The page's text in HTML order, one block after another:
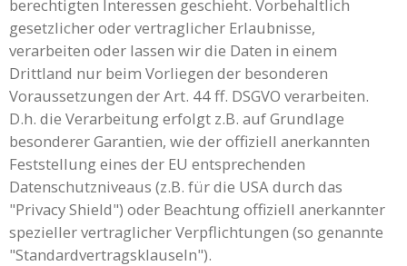
berechtigten Interessen geschieht. Vorbehaltlich
gesetzlicher oder vertraglicher Erlaubnisse,
verarbeiten oder lassen wir die Daten in einem
Drittland nur beim Vorliegen der besonderen
Voraussetzungen der Art. 44 ff. DSGVO verarbeiten.
D.h. die Verarbeitung erfolgt z.B. auf Grundlage
besonderer Garantien, wie der offiziell anerkannten
Feststellung eines der EU entsprechenden
Datenschutzniveaus (z.B. für die USA durch das
"Privacy Shield") oder Beachtung offiziell anerkannter
spezieller vertraglicher Verpflichtungen (so genannte
"Standardvertragsklauseln").